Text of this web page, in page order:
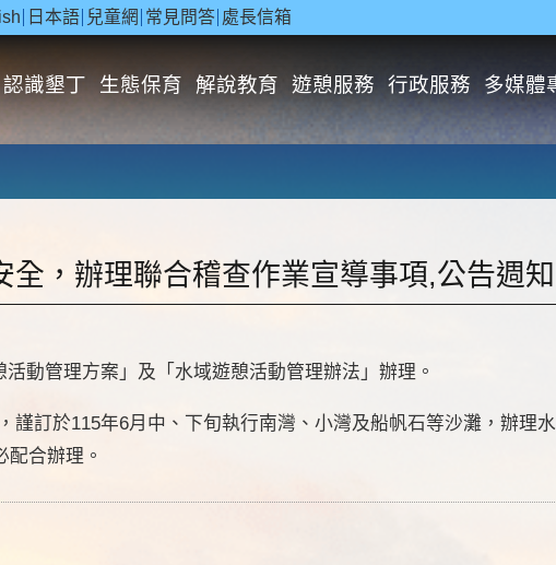
日本語 兒童網 常見問答 處長信箱
認識墾丁 生態保育 解說教育 遊憩服務 行政服務 多媒體
全，辦理聯合稽查作業宣導事項,公告週
動管理方案」及「水域遊憩活動管理辦法」辦理。
謹訂於115年6月中、下旬執行南灣、小灣及船帆石等沙灘，辦理
合辦理。